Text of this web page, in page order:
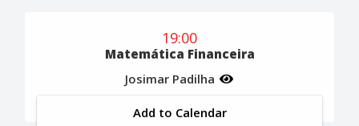
19:00
Matemática Financeira
Josimar Padilha
Add to Calendar